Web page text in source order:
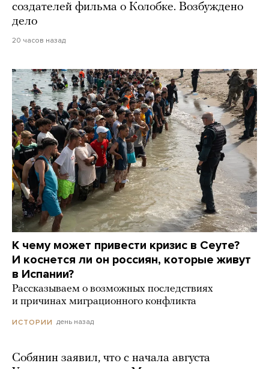
создателей фильма о Колобке. Возбуждено
дело
20 часов назад
К чему может привести кризис в Сеуте?
И коснется ли он россиян, которые живут
в Испании?
Рассказываем о возможных последствиях
и причинах миграционного конфликта
ИСТОРИИ день назад
Собянин заявил, что с начала августа